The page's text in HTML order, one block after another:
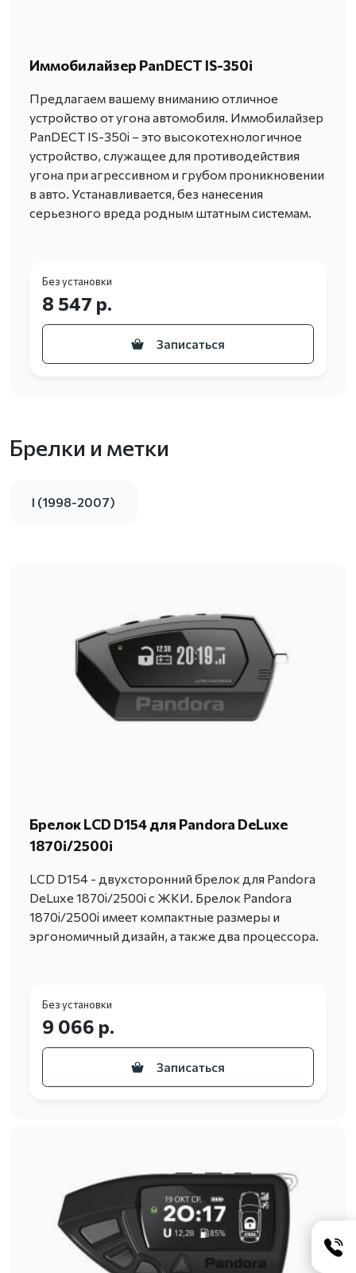
Иммобилайзер PanDECT IS-350i
Предлагаем вашему вниманию отличное
устройство от угона автомобиля. Иммобилайзер
PanDECT IS-350i – это высокотехнологичное
устройство, служащее для противодействия
угона при агрессивном и грубом проникновении
в авто. Устанавливается, без нанесения
серьезного вреда родным штатным системам.
Без установки
8 547 р.
Записаться
Брелки и метки
I (1998-2007)
Брелок LCD D154 для Pandora DeLuxe
1870i/2500i
LCD D154 - двухсторонний брелок для Pandora
DeLuxe 1870i/2500i с ЖКИ. Брелок Pandora
1870i/2500i имеет компактные размеры и
эргономичный дизайн, а также два процессора.
Без установки
9 066 р.
Записаться